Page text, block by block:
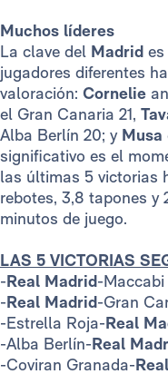
Muchos líderes
La clave del Madrid
jugadores diferentes
valoración: Cornelie
el Gran Canaria 21,
Alba Berlín 20; y Musa
significativo es el
las últimas 5 victorias
rebotes, 3,8 tapones y
minutos de juego.
LAS 5 VICTORIAS
-Real Madrid-
-Real Madrid-Gran
-Estrella Roja-Real
-Alba Berlín-Real
-Coviran Granada-